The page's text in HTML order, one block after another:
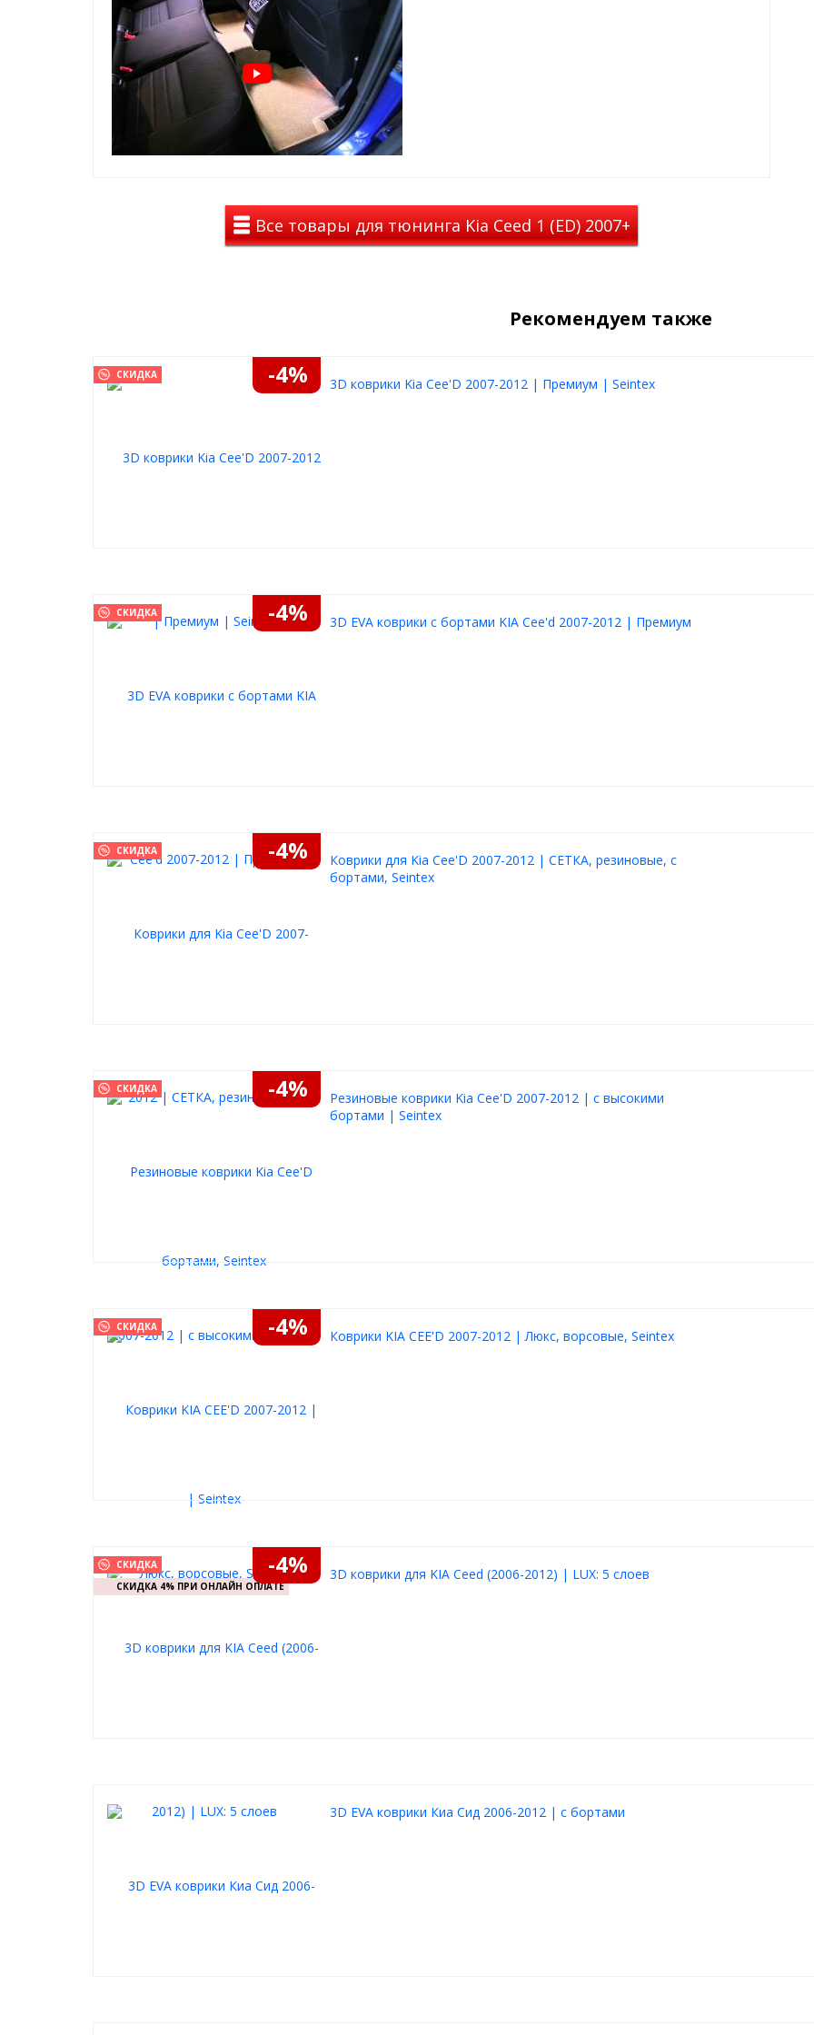
Все товары для тюнинга Kia Ceed 1 (ED) 2007+
Рекомендуем также
СКИДКА -4% 3D коврики Kia Cee'D 2007-2012 | Премиум | Seintex
СКИДКА -4% 3D EVA коврики с бортами KIA Cee'd 2007-2012 | Премиум
СКИДКА -4%
Коврики для Kia Cee'D 2007-2012 | СЕТКА, резиновые, с
бортами, Seintex
СКИДКА -4%
Резиновые коврики Kia Cee'D 2007-2012 | с высокими
бортами | Seintex
СКИДКА -4% Коврики KIA CEE'D 2007-2012 | Люкс, ворсовые, Seintex
СКИДКА
СКИДКА 4% ПРИ ОНЛАЙН ОПЛАТЕ
-4% 3D коврики для KIA Ceed (2006-2012) | LUX: 5 слоев
3D EVA коврики Киа Сид 2006-2012 | с бортами